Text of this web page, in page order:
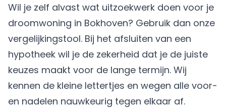
Wil je zelf alvast wat uitzoekwerk doen voor je
droomwoning in Bokhoven? Gebruik dan onze
vergelijkingstool. Bij het afsluiten van een
hypotheek wil je de zekerheid dat je de juiste
keuzes maakt voor de lange termijn. Wij
kennen de kleine lettertjes en wegen alle voor-
en nadelen nauwkeurig tegen elkaar af.